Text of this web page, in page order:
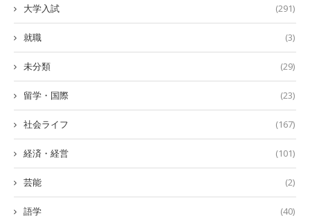
大学入試 (291)
就職 (3)
未分類 (29)
留学・国際 (23)
社会ライフ (167)
経済・経営 (101)
芸能 (2)
語学 (40)